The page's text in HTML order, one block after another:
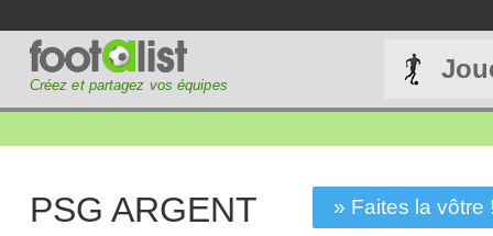
Créez et partagez vos équipes
PSG ARGENT » Faites la vôtre